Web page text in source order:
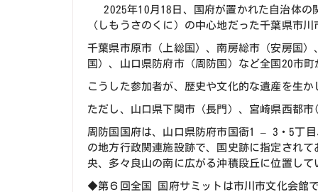
2025年10月18日、国府が置かれた自治体の
（しもうさのくに）の中心地だった千葉県市
千葉県市原市（上総国）、南房総市（安房国
国）、山口県防府市（周防国）など全国20市町
こうした参加者が、歴史や文化的な遺産を生
ただし、山口県下関市（長門）、宮崎県西都
周防国国府は、山口県防府市国衙1 – 3・5丁
の地方行政関連施設跡で、国史跡に指定され
央、多々良山の南に広がる沖積段丘に位置して
◆第６回全国 国府サミットは市川市文化会館